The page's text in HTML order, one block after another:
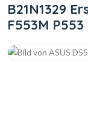
B21N1329
F553M